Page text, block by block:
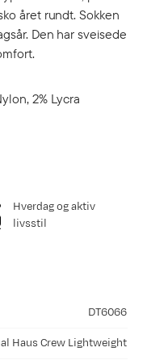
året rundt. Sokken
Den har sveisede
2% Lycra
DT6066
Haus Crew Lightweight
Hverdag og aktiv
livsstil